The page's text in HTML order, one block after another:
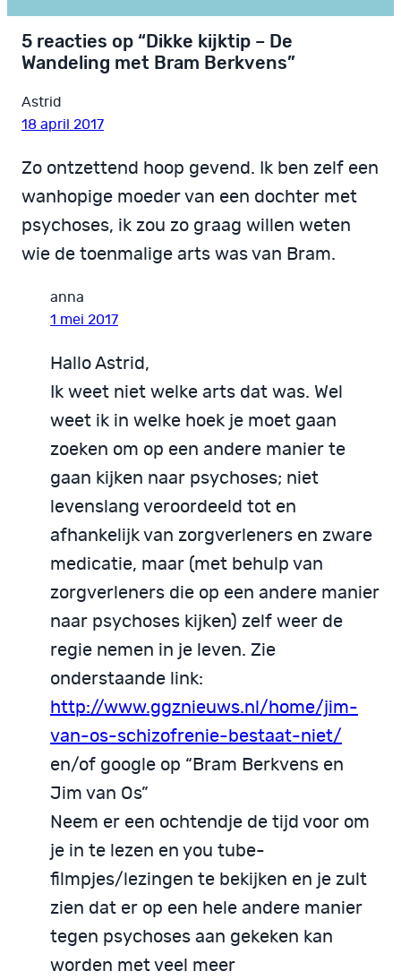
5 reacties op “Dikke kijktip – De
Wandeling met Bram Berkvens”
Astrid
18 april 2017
Zo ontzettend hoop gevend. Ik ben zelf een
wanhopige moeder van een dochter met
psychoses, ik zou zo graag willen weten
wie de toenmalige arts was van Bram.
anna
1 mei 2017
Hallo Astrid,
Ik weet niet welke arts dat was. Wel
weet ik in welke hoek je moet gaan
zoeken om op een andere manier te
gaan kijken naar psychoses; niet
levenslang veroordeeld tot en
afhankelijk van zorgverleners en zware
medicatie, maar (met behulp van
zorgverleners die op een andere manier
naar psychoses kijken) zelf weer de
regie nemen in je leven. Zie
onderstaande link:
http://www.ggznieuws.nl/home/jim-
van-os-schizofrenie-bestaat-niet/
en/of google op “Bram Berkvens en
Jim van Os”
Neem er een ochtendje de tijd voor om
je in te lezen en you tube-
filmpjes/lezingen te bekijken en je zult
zien dat er op een hele andere manier
tegen psychoses aan gekeken kan
worden met veel meer